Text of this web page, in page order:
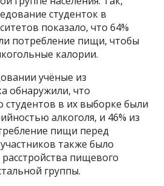
студенток в
показало, что 64%
потребление пищи, чтобы
калории.
учёные из
обнаружили, что
студентов в их выборке были
алкоголя, и 46% из
пищи перед
также было
пищевого
группы.